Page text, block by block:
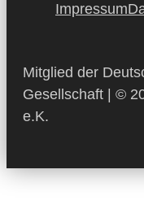
Impressum
Mitglied der
Gesellschaft | ©
e.K.